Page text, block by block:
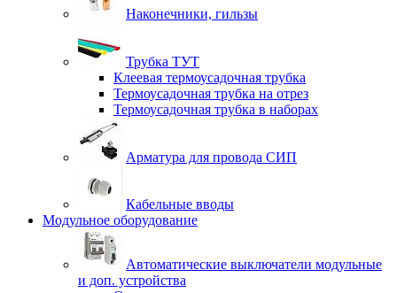
Наконечники, гильзы
Трубка ТУТ
Клеевая термоусадочная трубка
Термоусадочная трубка на отрез
Термоусадочная трубка в наборах
Арматура для провода СИП
Кабельные вводы
Модульное оборудование
Автоматические выключатели модульные
и доп. устройства